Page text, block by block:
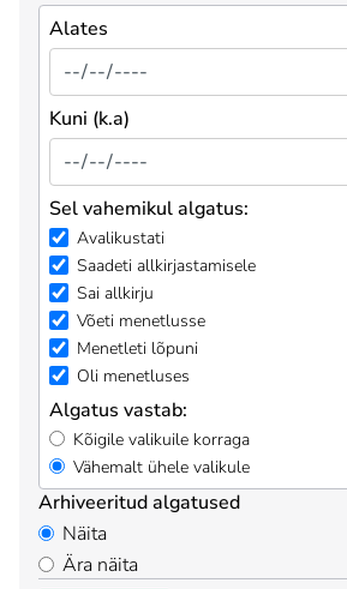
Alates
Kuni (k.a)
Sel vahemikul algatus:
Avalikustati
Saadeti allkirjastamisele
Sai allkirju
Võeti menetlusse
Menetleti lõpuni
Oli menetluses
Algatus vastab:
Kõigile valikuile korraga
Vähemalt ühele valikule
Arhiveeritud algatused
Näita
Ära näita